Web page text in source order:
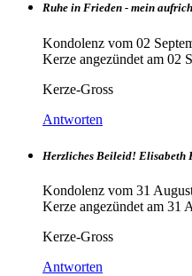
Ruhe in Frieden - mein
Kondolenz vom 02
Kerze angezündet am 02
Kerze-Gross
Antworten
Herzliches Beileid! Elisabeth
Kondolenz vom 31
Kerze angezündet am 31
Kerze-Gross
Antworten